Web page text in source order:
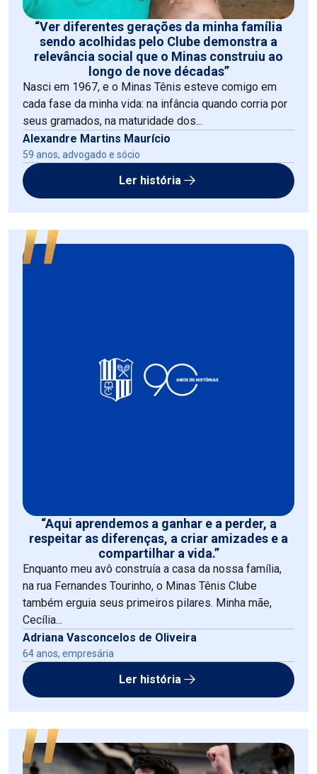
“Ver diferentes gerações da minha família
sendo acolhidas pelo Clube demonstra a
relevância social que o Minas construiu ao
longo de nove décadas”
Nasci em 1967, e o Minas Tênis esteve comigo em
cada fase da minha vida: na infância quando corria por
seus gramados, na maturidade dos...
Alexandre Martins Maurício
59 anos, advogado e sócio
Ler história
“Aqui aprendemos a ganhar e a perder, a
respeitar as diferenças, a criar amizades e a
compartilhar a vida.”
Enquanto meu avô construía a casa da nossa família,
na rua Fernandes Tourinho, o Minas Tênis Clube
também erguia seus primeiros pilares. Minha mãe,
Cecília...
Adriana Vasconcelos de Oliveira
64 anos, empresária
Ler história